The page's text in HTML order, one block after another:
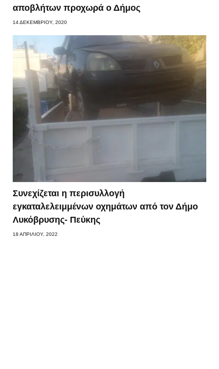
αποβλήτων προχωρά ο Δήμος
14 ΔΕΚΕΜΒΡΊΟΥ, 2020
Συνεχίζεται η περισυλλογή
εγκαταλελειμμένων οχημάτων από τον Δήμο
Λυκόβρυσης- Πεύκης
18 ΑΠΡΙΛΊΟΥ, 2022